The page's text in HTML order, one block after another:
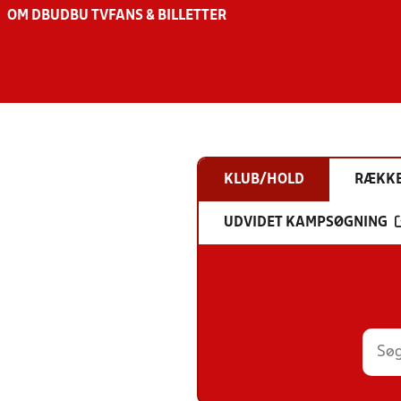
OM DBU DBU TV FANS & BILLETTER
KLUB/HOLD
UDVIDET KAMPSØGNING